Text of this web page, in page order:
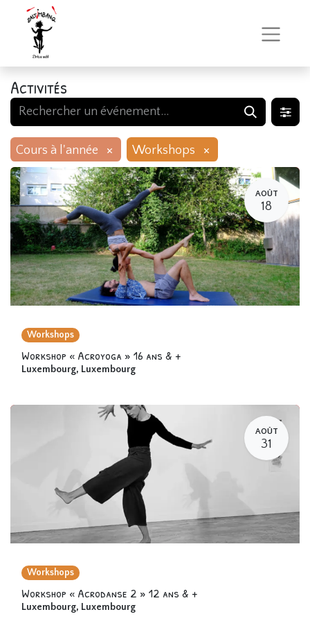
Activités
Cours à l'année × Workshops ×
AOÛT
18
Workshops
Workshop « Acroyoga » 16 ans & +
Luxembourg, Luxembourg
AOÛT
31
Workshops
Workshop « Acrodanse 2 » 12 ans & +
Luxembourg, Luxembourg